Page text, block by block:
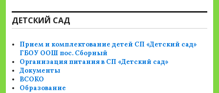
ДЕТСКИЙ САД
Прием и комплектование детей СП «Детский сад»
ГБОУ ООШ пос. Сборный
Организация питания в СП «Детский сад»
Документы
ВСОКО
Образование